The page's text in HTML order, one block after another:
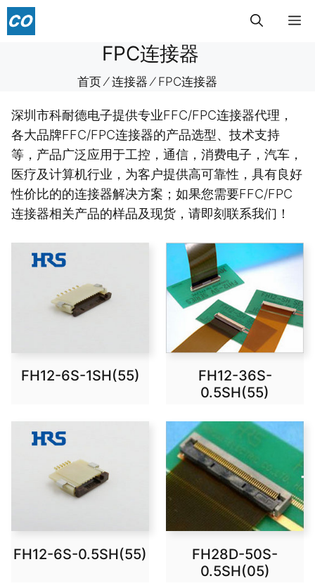
跳
至
菜
FPC连接器
首页⁄连接器⁄ FPC连接器
深圳市科耐德电子提供专业FFC/FPC连接器代理，
各大品牌FFC/FPC连接器的产品选型、技术支持
等，产品广泛应用于工控，通信，消费电子，汽车，
医疗及计算机行业，为客户提供高可靠性，具有良好
性价比的的连接器解决方案；如果您需要FFC/FPC
连接器相关产品的样品及现货，请即刻联系我们！
FH12-6S-1SH(55)
FH12-36S-
0.5SH(55)
FH12-6S-0.5SH(55)
FH28D-50S-
0.5SH(05)